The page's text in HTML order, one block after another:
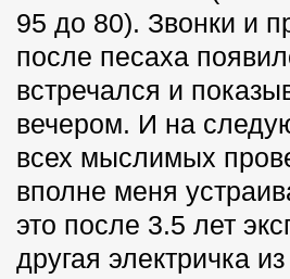
95 до 80). Звонки и
после песаха
встречался и
вечером. И на
всех мыслимых
вполне меня
это после 3.5 лет
другая электричка